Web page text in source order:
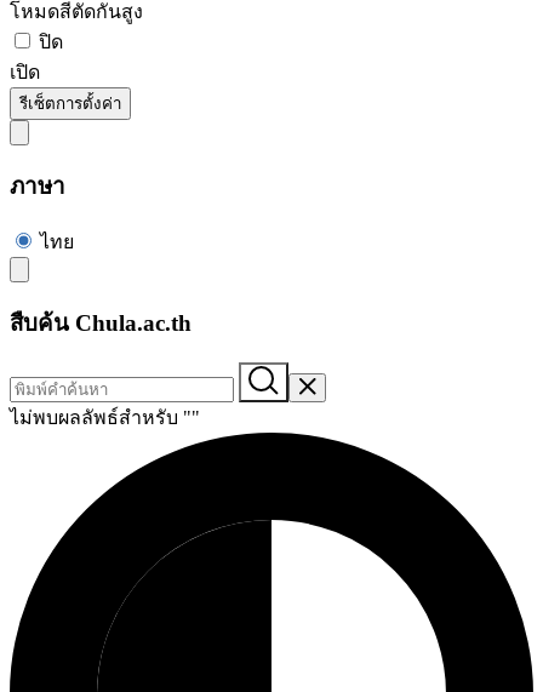
โหมดสีตัดกันสูง
ปิด
เปิด
รีเซ็ตการตั้งค่า
ภาษา
ไทย
สืบค้น Chula.ac.th
ไม่พบผลลัพธ์สำหรับ ""